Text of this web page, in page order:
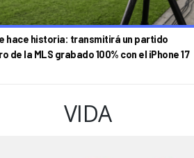
hace historia: transmitirá un partido
de la MLS grabado 100% con el iPhone 17
VIDA